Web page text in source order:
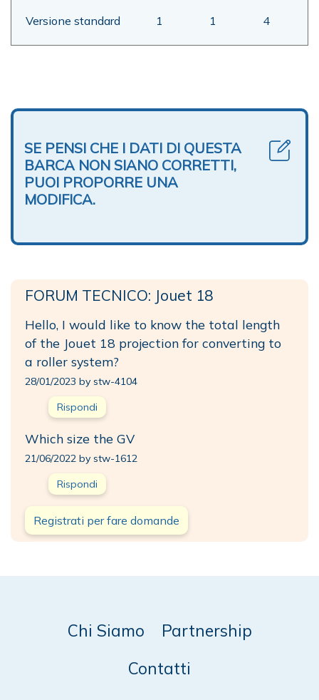
Versione standard 1 1 4
SE PENSI CHE I DATI DI QUESTA
BARCA NON SIANO CORRETTI,
PUOI PROPORRE UNA
MODIFICA.
FORUM TECNICO: Jouet 18
Hello, I would like to know the total length
of the Jouet 18 projection for converting to
a roller system?
28/01/2023 by stw-4104
Rispondi
Which size the GV
21/06/2022 by stw-1612
Rispondi
Registrati per fare domande
Chi Siamo
Partnership
Contatti